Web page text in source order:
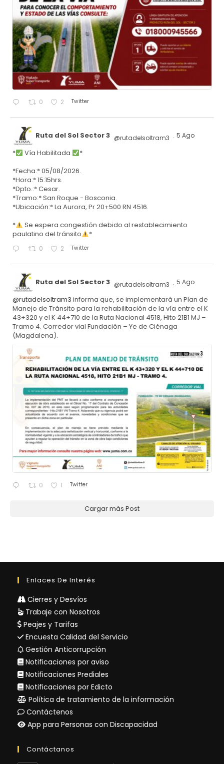
0 2 Twitter
Ruta del Sol Sector 3 @rutadelsoltram3 · 5 Ago
* Vía Habilitada
*
*Fecha:* 05/08/2026.
*Hora:* 15:15hrs.
*Dpto.:* Cesar.
*Tramo:* San Roque - Bosconia.
*Ubicación:* La Aurora, Pr 20+500 RN 4516.
*
Se espera congestión debido al restablecimiento
paulatino del tránsito
*
0 2 Twitter
Ruta del Sol Sector 3 @rutadelsoltram3 · 5 Ago
@rutadelsoltram3 informa que, se implementará un Plan de
Manejo de Tránsito para la rehabilitación de la vía entre el K
43+320 y el K 44+710 de la Ruta Nacional 4518, Hito 21B1 MJ –
Tramo 4. Corredor vial Fundación – Ye de Ciénaga
(Magdalena).
0 1 Twitter
Cargar más Post
Enlaces De Interés
Cierres y Desvíos
Trabaje con Nosotros
Peajes y Tarifas
Encuesta Calidad del Servicio
Gestión Anticorrupción
Notificaciones por aviso
Notificaciones Prediales
Notificaciones por Edicto
Política de tratamiento de la información
Contáctenos
App para Personas con Discapacidad
Contáctanos